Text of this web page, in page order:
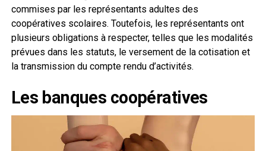
commises par les représentants adultes des
coopératives scolaires. Toutefois, les représentants ont
plusieurs obligations à respecter, telles que les modalités
prévues dans les statuts, le versement de la cotisation et
la transmission du compte rendu d’activités.
Les banques coopératives